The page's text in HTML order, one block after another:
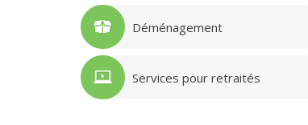
Déménagement
Services pour retraités